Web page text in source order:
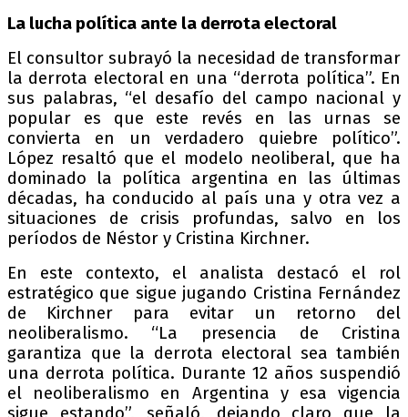
La lucha política ante la derrota electoral
El consultor subrayó la necesidad de transformar
la derrota electoral en una “derrota política”. En
sus palabras, “el desafío del campo nacional y
popular es que este revés en las urnas se
convierta en un verdadero quiebre político”.
López resaltó que el modelo neoliberal, que ha
dominado la política argentina en las últimas
décadas, ha conducido al país una y otra vez a
situaciones de crisis profundas, salvo en los
períodos de Néstor y Cristina Kirchner.
En este contexto, el analista destacó el rol
estratégico que sigue jugando Cristina Fernández
de Kirchner para evitar un retorno del
neoliberalismo. “La presencia de Cristina
garantiza que la derrota electoral sea también
una derrota política. Durante 12 años suspendió
el neoliberalismo en Argentina y esa vigencia